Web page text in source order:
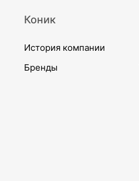
Коник
История компании
Бренды